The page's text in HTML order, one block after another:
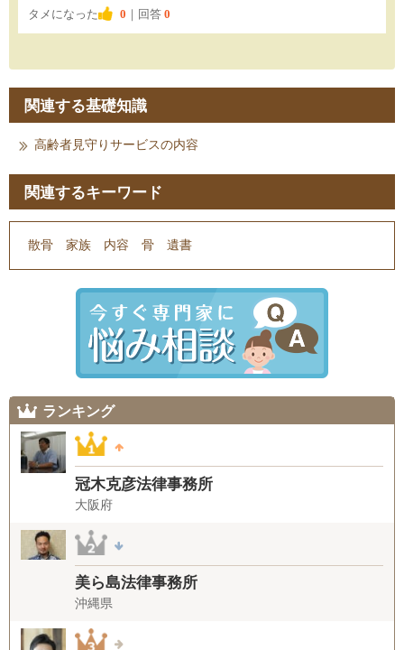
タメになった 0 ｜回答 0
関連する基礎知識
高齢者見守りサービスの内容
関連するキーワード
散骨 家族 内容 骨 遺書
ランキング
冠木克彦法律事務所
大阪府
美ら島法律事務所
沖縄県